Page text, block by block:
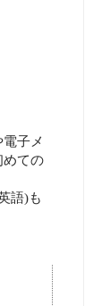
子メ
めての
語)も